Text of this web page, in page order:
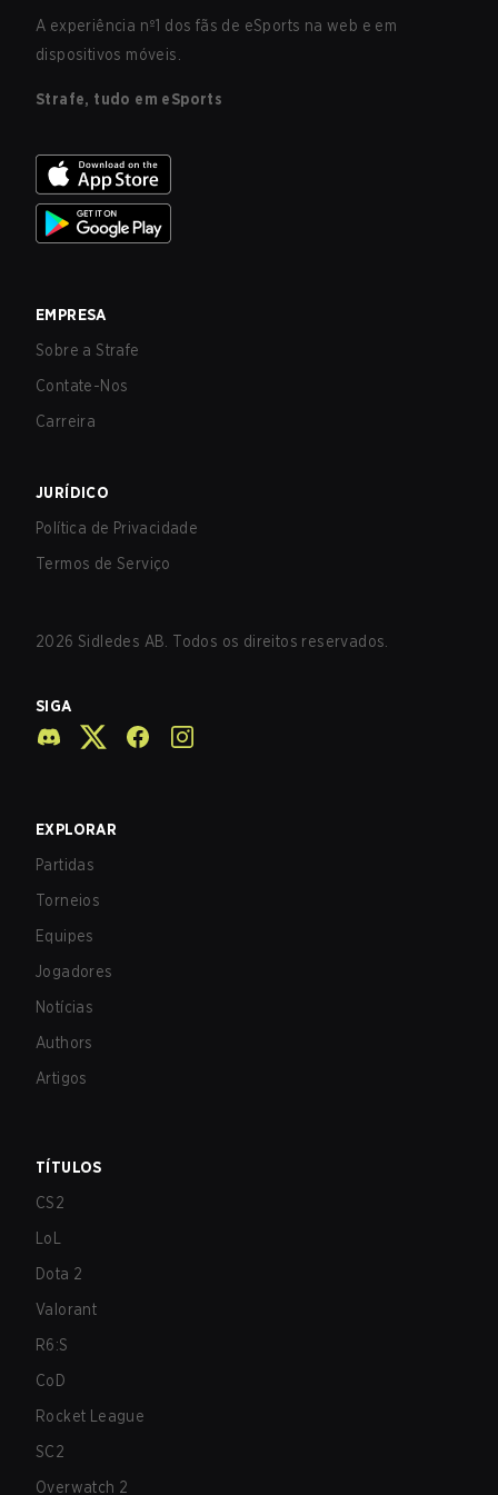
A experiência nº1 dos fãs de eSports na web e em
dispositivos móveis.
Strafe, tudo em eSports
EMPRESA
Sobre a Strafe
Contate-Nos
Carreira
JURÍDICO
Política de Privacidade
Termos de Serviço
2026 Sidledes AB. Todos os direitos reservados.
SIGA
EXPLORAR
Partidas
Torneios
Equipes
Jogadores
Notícias
Authors
Artigos
TÍTULOS
CS2
LoL
Dota 2
Valorant
R6:S
CoD
Rocket League
SC2
Overwatch 2